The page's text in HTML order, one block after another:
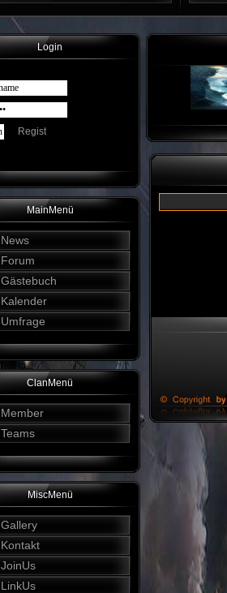
Login
Regist
MainMenü
News
Forum
Gästebuch
Kalender
Umfrage
ClanMenü
Member
Teams
MiscMenü
Gallery
Kontakt
JoinUs
LinkUs